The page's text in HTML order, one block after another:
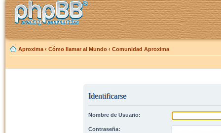
Aproxima ‹ Cómo llamar al Mundo ‹ Comunidad Aproxima
Identificarse
Nombre de Usuario:
Contraseña: